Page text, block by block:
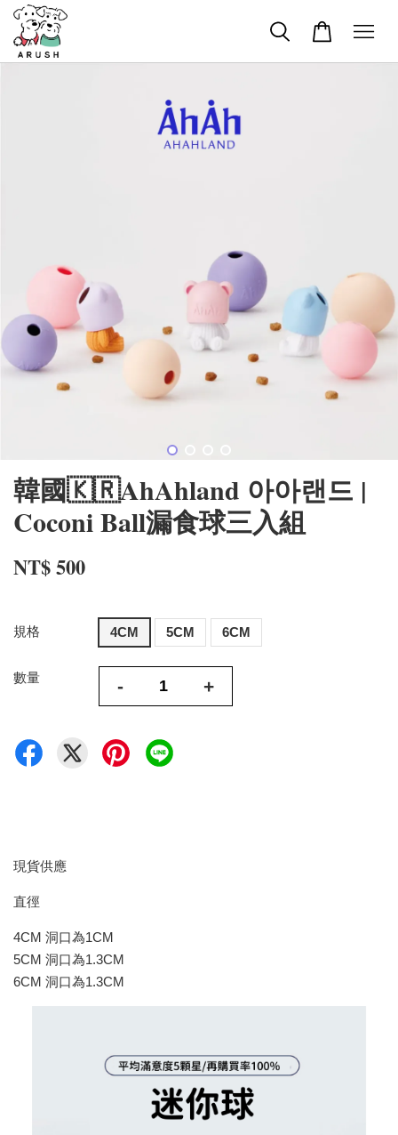
韓國🇰🇷AhAhland 아아랜드 |
Coconi Ball漏食球三入組
NT$ 500
規格 4CM 5CM 6CM
數量 - +
現貨供應
直徑
4CM 洞口為1CM
5CM 洞口為1.3CM
6CM 洞口為1.3CM